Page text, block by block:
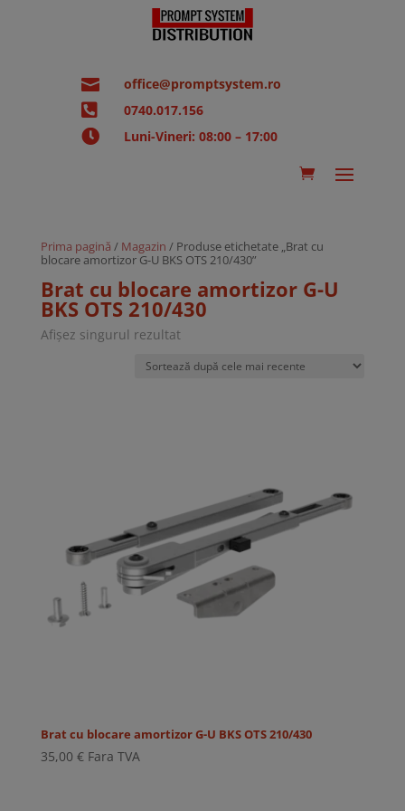
 office@promptsystem.ro
 0740.017.156
 Luni-Vineri: 08:00 – 17:00
Prima pagină / Magazin / Produse etichetate „Brat cu
blocare amortizor G-U BKS OTS 210/430”
Brat cu blocare amortizor G-U
BKS OTS 210/430
Afișez singurul rezultat
Brat cu blocare amortizor G-U BKS OTS 210/430
35,00 € Fara TVA